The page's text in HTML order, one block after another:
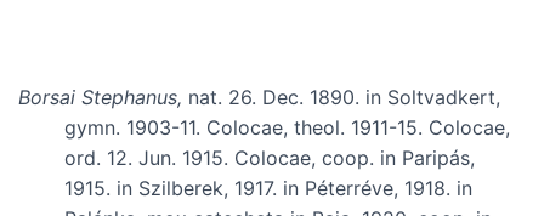
Borsai Stephanus, nat. 26. Dec. 1890. in Soltvadkert,
gymn. 1903-11. Colocae, theol. 1911-15. Colocae,
ord. 12. Jun. 1915. Colocae, coop. in Paripás,
1915. in Szilberek, 1917. in Péterréve, 1918. in